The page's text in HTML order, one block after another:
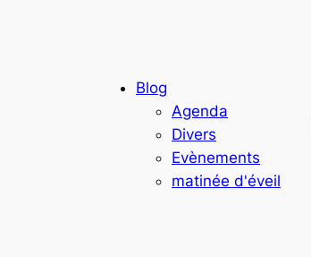
Blog
Agenda
Divers
Evènements
matinée d'éveil